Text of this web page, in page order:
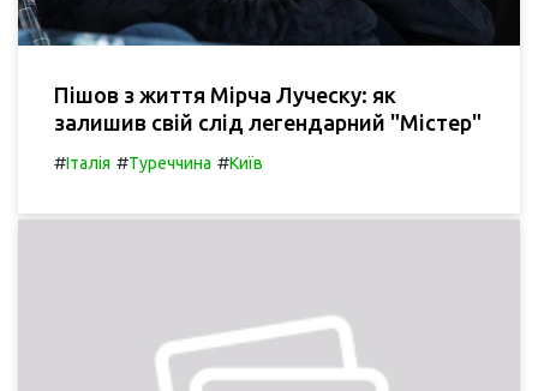
Пішов з життя Мірча Луческу: як
залишив свій слід легендарний "Містер"
#Італія #Туреччина #Київ